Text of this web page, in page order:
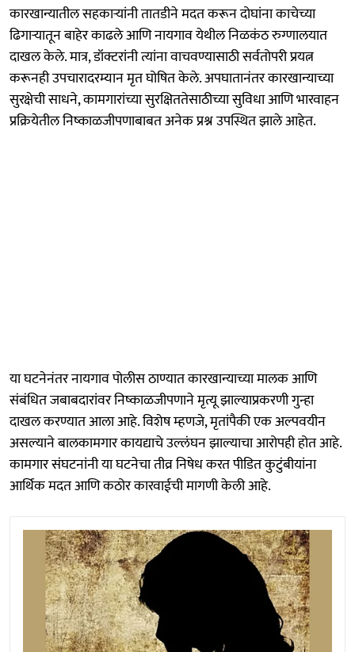
कारखान्यातील सहकाऱ्यांनी तातडीने मदत करून दोघांना काचेच्या
ढिगाऱ्यातून बाहेर काढले आणि नायगाव येथील निळकंठ रुग्णालयात
दाखल केले. मात्र, डॉक्टरांनी त्यांना वाचवण्यासाठी सर्वतोपरी प्रयत्न
करूनही उपचारादरम्यान मृत घोषित केले. अपघातानंतर कारखान्याच्या
सुरक्षेची साधने, कामगारांच्या सुरक्षिततेसाठीच्या सुविधा आणि भारवाहन
प्रक्रियेतील निष्काळजीपणाबाबत अनेक प्रश्न उपस्थित झाले आहेत.
या घटनेनंतर नायगाव पोलीस ठाण्यात कारखान्याच्या मालक आणि
संबंधित जबाबदारांवर निष्काळजीपणाने मृत्यू झाल्याप्रकरणी गुन्हा
दाखल करण्यात आला आहे. विशेष म्हणजे, मृतांपैकी एक अल्पवयीन
असल्याने बालकामगार कायद्याचे उल्लंघन झाल्याचा आरोपही होत आहे.
कामगार संघटनांनी या घटनेचा तीव्र निषेध करत पीडित कुटुंबीयांना
आर्थिक मदत आणि कठोर कारवाईची मागणी केली आहे.